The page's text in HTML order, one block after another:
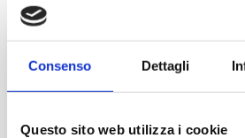
Consenso Dettagli
Questo sito web utilizza i cookie
Bardolino: Natale a Bardolino
Un cartellone ricco di
visitatori di Bardolino, nota località